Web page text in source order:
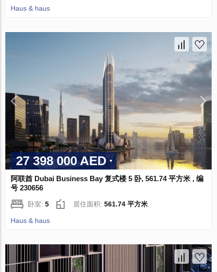
Haus & haus
27 398 000 AED
阿联酋 Dubai Business Bay 复式楼 5 卧, 561.74 平方米 , 编
号 230656
卧室:5 居住面积:561.74 平方米
Haus & haus